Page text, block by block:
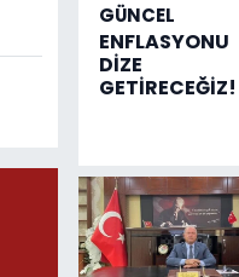
GÜNCEL
ENFLASYONU
DİZE
GETİRECEĞİZ!